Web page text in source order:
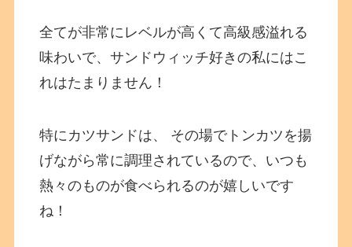
全てが非常にレベルが高くて高級感溢れる
味わいで、サンドウィッチ好きの私にはこ
れはたまりません！
特にカツサンドは、 その場でトンカツを揚
げながら常に調理されているので、いつも
熱々のものが食べられるのが嬉しいです
ね！